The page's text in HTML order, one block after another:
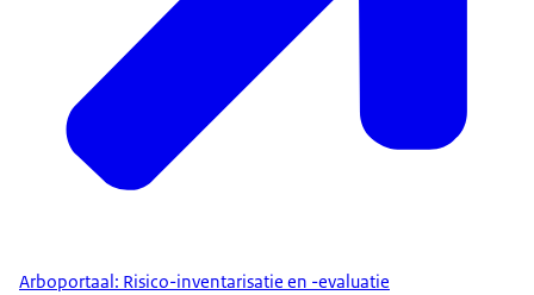
Arboportaal: Risico-inventarisatie en -evaluatie